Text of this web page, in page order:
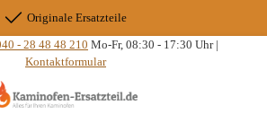
Originale Ersatzteile
- 28 48 48 210 Mo-Fr, 08:30 - 17:30 Uhr |
Kontaktformular